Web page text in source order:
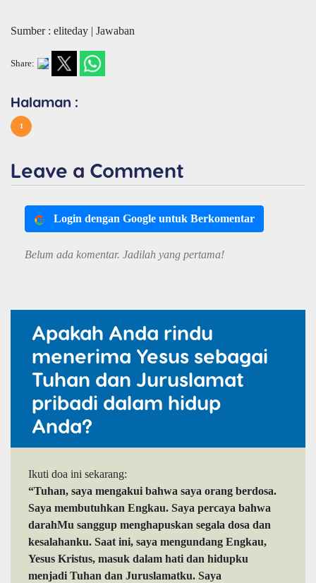
Sumber : eliteday | Jawaban
Share:
Halaman :
1
Leave a Comment
Login dengan Google untuk Berkomentar
Belum ada komentar. Jadilah yang pertama!
Apakah Anda rindu
menerima Yesus sebagai
Tuhan dan Juruslamat
pribadi dalam hidup
Anda?
Ikuti doa ini sekarang:
“Tuhan, saya mengakui bahwa saya orang berdosa.
Saya membutuhkan Engkau. Saya percaya bahwa
darahMu sanggup menghapuskan segala dosa dan
kesalahanku. Saat ini, saya mengundang Engkau,
Yesus Kristus, masuk dalam hati dan hidupku
menjadi Tuhan dan Juruslamatku. Saya